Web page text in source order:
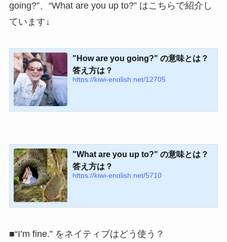
going?”、“What are you up to?” はこちらで紹介し
ています↓
"How are you going?" の意味とは？
答え方は？
https://kiwi-english.net/12705
"What are you up to?" の意味とは？
答え方は？
https://kiwi-english.net/5710
■“I’m fine.” をネイティブはどう使う？